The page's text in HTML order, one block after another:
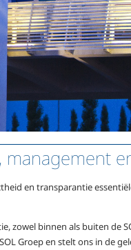
management
en transparantie
zowel binnen als buiten de
Groep en stelt ons in de